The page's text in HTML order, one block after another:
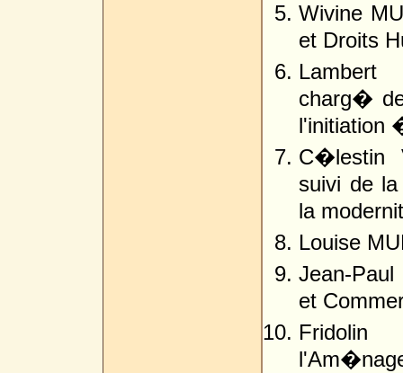
Wivine
et Droits
charg�
l'initiation
C�lestin
suivi de
la
Louise
Jean-Paul
et